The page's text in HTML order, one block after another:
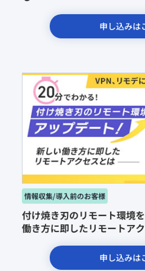
申し込みは
付け焼き刃のリモート環境
働き方に即したリモートア
申し込みは